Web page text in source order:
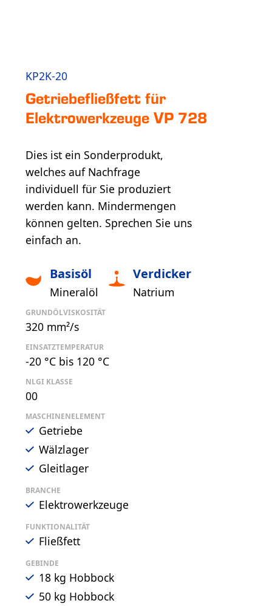
KP2K-20
Getriebe­fließ­fett für
Elektro­werk­zeuge VP 728
Dies ist ein Sonderprodukt,
welches auf Nachfrage
individuell für Sie produziert
werden kann. Mindermengen
können gelten. Sprechen Sie uns
einfach an.
Basisöl
Mineralöl
Verdicker
Natrium
GRUNDÖLVISKOSITÄT
320 mm²/s
EINSATZTEMPERATUR
-20 °C bis 120 °C
NLGI KLASSE
00
MASCHINENELEMENT
Getriebe
Wälzlager
Gleitlager
BRANCHE
Elektrowerkzeuge
FUNKTIONALITÄT
Fließfett
GEBINDE
18 kg Hobbock
50 kg Hobbock